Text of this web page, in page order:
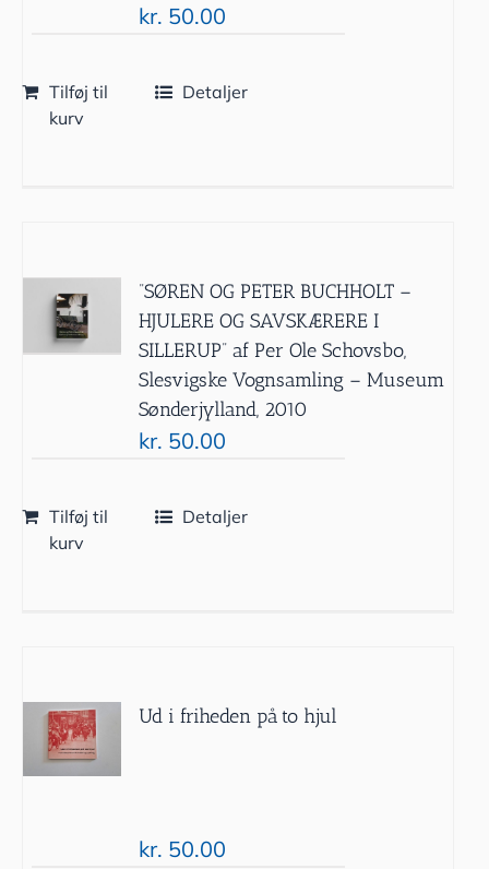
kr. 50.00
Tilføj til
kurv
Detaljer
”SØREN OG PETER BUCHHOLT –
HJULERE OG SAVSKÆRERE I
SILLERUP” af Per Ole Schovsbo,
Slesvigske Vognsamling – Museum
Sønderjylland, 2010
kr. 50.00
Tilføj til
kurv
Detaljer
Ud i friheden på to hjul
kr. 50.00